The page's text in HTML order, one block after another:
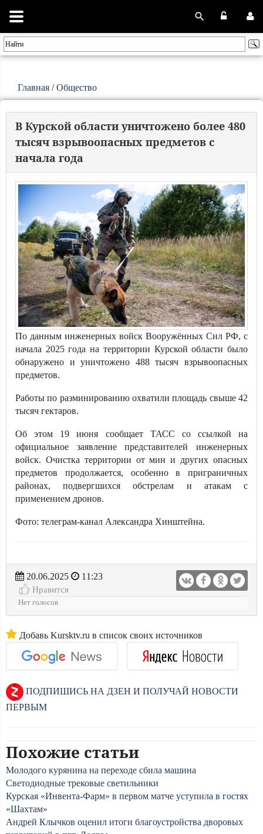
Главная /Общество
В Курской области уничтожено более 480
тысяч взрывоопасных предметов с
начала года
По данным инженерных войск Вооружённых Сил РФ, с
начала 2025 года на территории Курской области было
обнаружено и уничтожено 488 тысяч взрывоопасных
предметов.
Работы по разминированию охватили площадь свыше 42
тысяч гектаров.
Об этом 19 июня сообщает ТАСС со ссылкой на
официальное заявление представителей инженерных
войск. Очистка территории от мин и других опасных
предметов продолжается, особенно в приграничных
районах, подвергшихся обстрелам и атакам с
применением дронов.
Фото: телеграм-канал Александра Хинштейна.
20.06.2025
11:23
Нравится
Нет голосов
Добавь Kursktv.ru в список своих источников
ПОДПИШИСЬ НА ДЗЕН И ПОЛУЧАЙ НОВОСТИ
ПЕРВЫМ
Похожие статьи
Молодого курянина на переходе сбила машина
Светодиодные трековые светильники
Курская «Инвента-Фарм» в первом матче уступила в гостях
«Шахтам»
Андрей Клычков оценил итоги благоустройства дворовых